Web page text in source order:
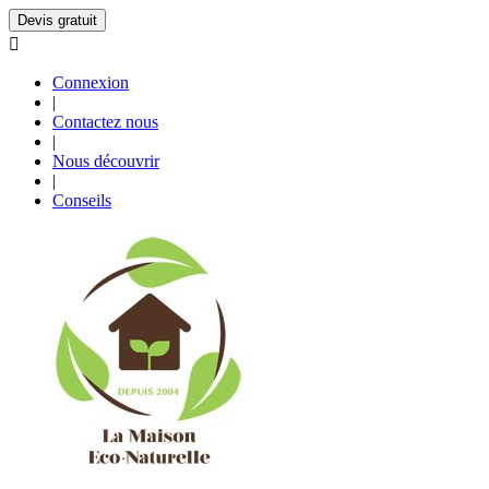
Devis gratuit

Connexion
|
Contactez nous
|
Nous découvrir
|
Conseils